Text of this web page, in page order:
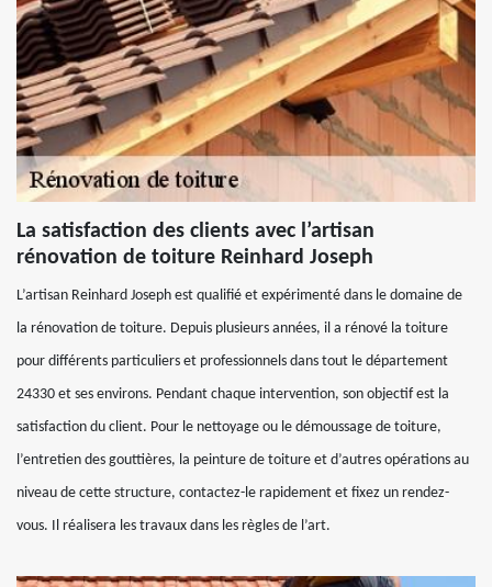
La satisfaction des clients avec l’artisan
rénovation de toiture Reinhard Joseph
L’artisan Reinhard Joseph est qualifié et expérimenté dans le domaine de
la rénovation de toiture. Depuis plusieurs années, il a rénové la toiture
pour différents particuliers et professionnels dans tout le département
24330 et ses environs. Pendant chaque intervention, son objectif est la
satisfaction du client. Pour le nettoyage ou le démoussage de toiture,
l’entretien des gouttières, la peinture de toiture et d’autres opérations au
niveau de cette structure, contactez-le rapidement et fixez un rendez-
vous. Il réalisera les travaux dans les règles de l’art.